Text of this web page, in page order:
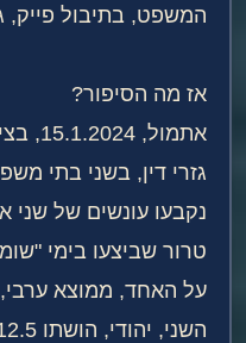
המשפט, בתיבול פייק,
אז מה הסיפור?
גזרי דין, בשני בתי
נקבעו עונשים של שני
טרור שביצעו בימי